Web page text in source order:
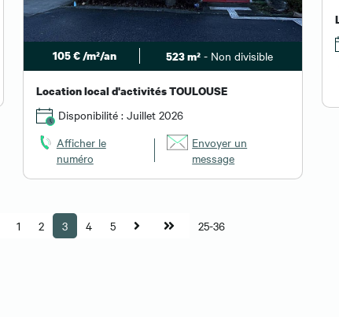
105 € /m²/an 523 m² - Non divisible
Location local d'activités TOULOUSE
Disponibilité : Juillet 2026
Afficher le
numéro
Envoyer un
message
1 2 3 4 5 25-36